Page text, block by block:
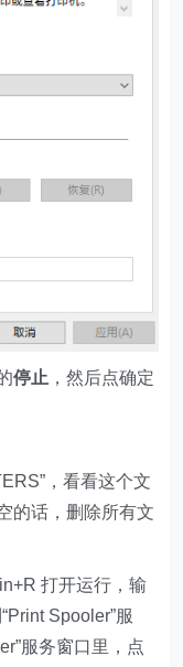
停止 ，然后点确定
，看看这个文
的话，删除所有文
打开运行，输
Spooler”服
服务窗口里，点